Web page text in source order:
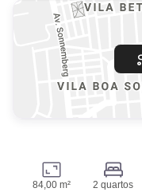
84,00 m² 2 quartos